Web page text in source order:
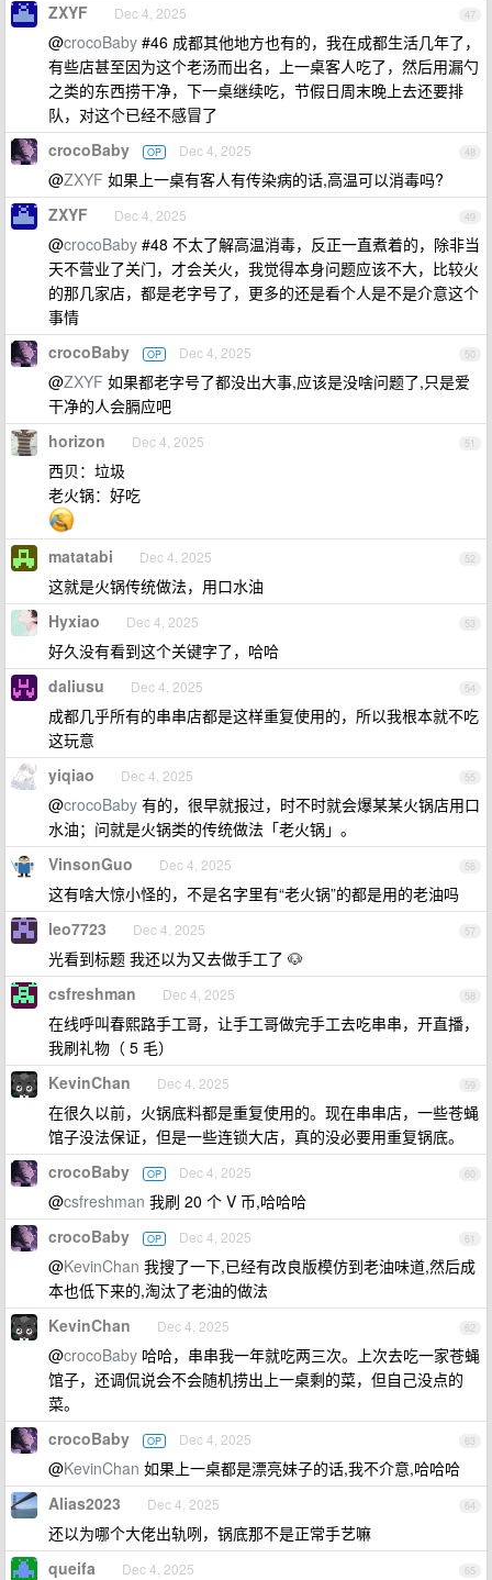
47
ZXYF Dec 4, 2025
@crocoBaby #46 成都其他地方也有的，我在成都生活几年了，
有些店甚至因为这个老汤而出名，上一桌客人吃了，然后用漏勺
之类的东西捞干净，下一桌继续吃，节假日周末晚上去还要排
队，对这个已经不感冒了
48
crocoBaby OP Dec 4, 2025
@ZXYF 如果上一桌有客人有传染病的话,高温可以消毒吗?
49
ZXYF Dec 4, 2025
@crocoBaby #48 不太了解高温消毒，反正一直煮着的，除非当
天不营业了关门，才会关火，我觉得本身问题应该不大，比较火
的那几家店，都是老字号了，更多的还是看个人是不是介意这个
事情
50
crocoBaby OP Dec 4, 2025
@ZXYF 如果都老字号了都没出大事,应该是没啥问题了,只是爱
干净的人会膈应吧
51
horizon Dec 4, 2025
西贝：垃圾
老火锅：好吃
52
matatabi Dec 4, 2025
这就是火锅传统做法，用口水油
53
Hyxiao Dec 4, 2025
好久没有看到这个关键字了，哈哈
54
daliusu Dec 4, 2025
成都几乎所有的串串店都是这样重复使用的，所以我根本就不吃
这玩意
55
yiqiao Dec 4, 2025
@crocoBaby 有的，很早就报过，时不时就会爆某某火锅店用口
水油；问就是火锅类的传统做法「老火锅」。
56
VinsonGuo Dec 4, 2025
这有啥大惊小怪的，不是名字里有“老火锅”的都是用的老油吗
57
leo7723 Dec 4, 2025
光看到标题 我还以为又去做手工了 🐶
58
csfreshman Dec 4, 2025
在线呼叫春熙路手工哥，让手工哥做完手工去吃串串，开直播，
我刷礼物（ 5 毛）
59
KevinChan Dec 4, 2025
在很久以前，火锅底料都是重复使用的。现在串串店，一些苍蝇
馆子没法保证，但是一些连锁大店，真的没必要用重复锅底。
60
crocoBaby OP Dec 4, 2025
@csfreshman 我刷 20 个 V 币,哈哈哈
61
crocoBaby OP Dec 4, 2025
@KevinChan 我搜了一下,已经有改良版模仿到老油味道,然后成
本也低下来的,淘汰了老油的做法
62
KevinChan Dec 4, 2025
@crocoBaby 哈哈，串串我一年就吃两三次。上次去吃一家苍蝇
馆子，还调侃说会不会随机捞出上一桌剩的菜，但自己没点的
菜。
63
crocoBaby OP Dec 4, 2025
@KevinChan 如果上一桌都是漂亮妹子的话,我不介意,哈哈哈
64
Alias2023 Dec 4, 2025
还以为哪个大佬出轨咧，锅底那不是正常手艺嘛
65
queifa Dec 4, 2025